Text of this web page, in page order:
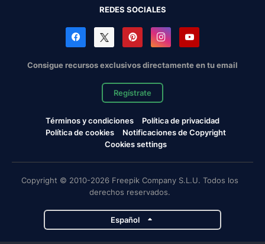
REDES SOCIALES
Consigue recursos exclusivos directamente en tu email
Regístrate
Términos y condiciones
Política de privacidad
Política de cookies
Notificaciones de Copyright
Cookies settings
Copyright © 2010-2026 Freepik Company S.L.U. Todos los
derechos reservados.
Español